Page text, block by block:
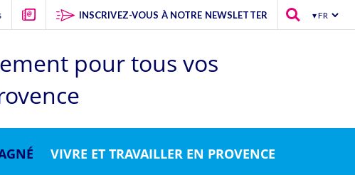
INSCRIVEZ-VOUS À NOTRE NEWSLETTER
pour tousvos
VIVRE ET TRAVAILLER EN PROVENCE